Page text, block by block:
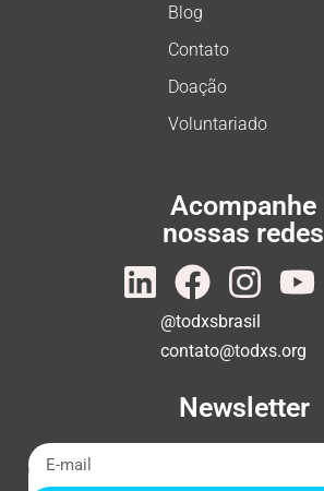
Blog
Contato
Doação
Voluntariado
Acompanhe
nossas redes
@todxsbrasil
contato@todxs.org
Newsletter